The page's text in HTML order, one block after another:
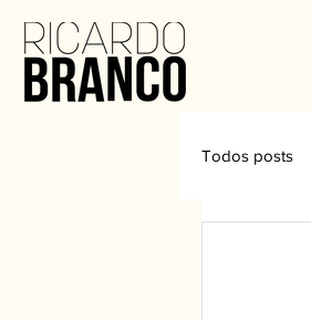
Todos posts